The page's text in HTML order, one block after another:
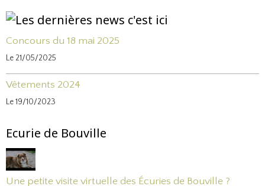
Concours du 18 mai 2025
Le 21/05/2025
Vêtements 2024
Le 19/10/2023
Ecurie de Bouville
Une petite visite virtuelle des Écuries de Bouville ?